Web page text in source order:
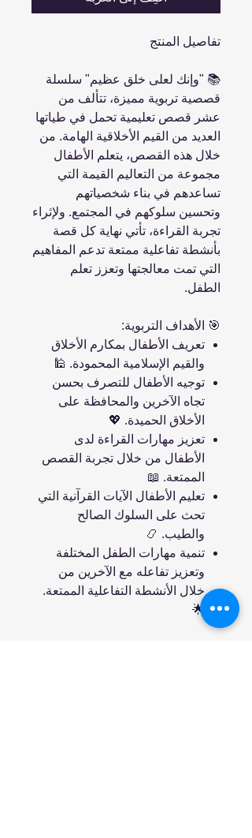
تفاصيل المنتج
📚 "وإنك لعلى خلق عظيم" سلسلة
قصصية تربوية مميزة، تتألف من
عشر قصص تعليمية تحمل في طياتها
العديد من القيم الأخلاقية الهامة. من
خلال هذه القصص، يتعلم الأطفال
مجموعة من التعاليم القيمة التي
تساعدهم في بناء شخصياتهم
وتحسين سلوكهم في المجتمع. ولإثراء
تجربة القراءة، تأتي نهاية كل قصة
بأنشطة تفاعلية ممتعة تدعم المفاهيم
التي تمت معالجتها وتعزز تعلم
الطفل.
🎯 الأهداف التربوية:
تعريف الأطفال بمكارم الأخلاق
والقيم الإسلامية المحمودة. 🕌
توجيه الأطفال للتصرف بحسن
تجاه الآخرين والمحافظة على
الأخلاق الحميدة. 💖
تعزيز مهارات القراءة لدى
الأطفال من خلال تجربة القصص
الممتعة. 📖
تعليم الأطفال الآيات القرآنية التي
تحث على السلوك الصالح
والطيب. 📿
تنمية مهارات الطفل المختلفة
وتعزيز تفاعله مع الآخرين من
خلال الأنشطة التفاعلية الممتعة.
🌟